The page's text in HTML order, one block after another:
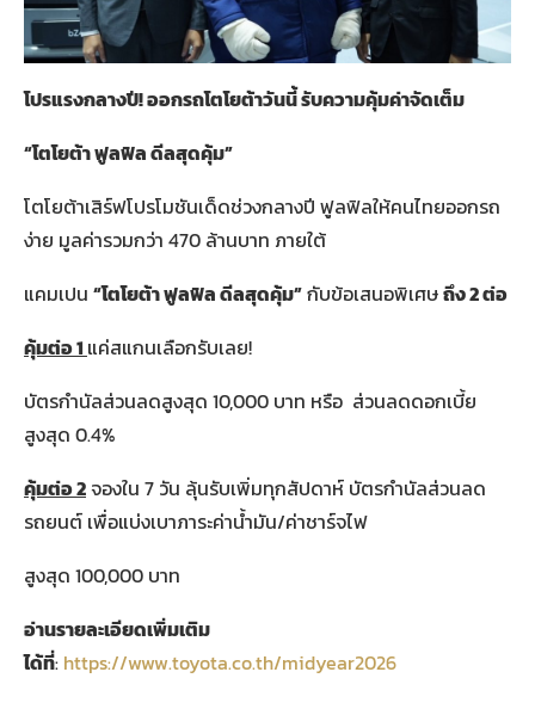
โปรแรงกลางปี! ออกรถโตโยต้าวันนี้ รับความคุ้มค่าจัดเต็ม
“โตโยต้าฟูลฟิล ดีลสุดคุ้ม”
โตโยต้าเสิร์ฟโปรโมชันเด็ดช่วงกลางปี ฟูลฟิลให้คนไทยออกรถ
ง่าย มูลค่ารวมกว่า 470 ล้านบาท ภายใต้
แคมเปน “โตโยต้า ฟูลฟิล ดีลสุดคุ้ม”กับข้อเสนอพิเศษถึง2ต่อ
คุ้มต่อ1แค่สแกนเลือกรับเลย!
บัตรกำนัลส่วนลดสูงสุด 10,000 บาท หรือ ส่วนลดดอกเบี้ย
สูงสุด 0.4%
คุ้มต่อ2จองใน 7 วัน ลุ้นรับเพิ่มทุกสัปดาห์ บัตรกำนัลส่วนลด
รถยนต์ เพื่อแบ่งเบาภาระค่าน้ำมัน/ค่าชาร์จไฟ
สูงสุด 100,000 บาท
อ่านรายละเอียดเพิ่มเติม
ได้ที่: https://www.toyota.co.th/midyear2026